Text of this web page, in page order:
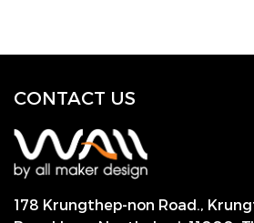
CONTACT US
178 Krungthep-non Road.,